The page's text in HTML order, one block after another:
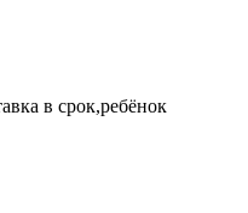
в срок,ребёнок